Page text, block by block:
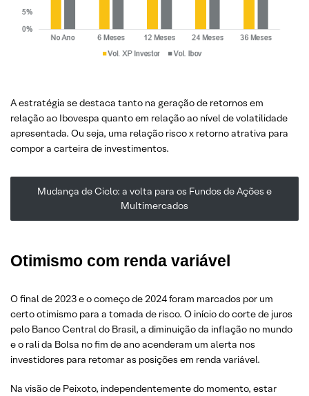
A estratégia se destaca tanto na geração de retornos em
relação ao Ibovespa quanto em relação ao nível de volatilidade
apresentada. Ou seja, uma relação risco x retorno atrativa para
compor a carteira de investimentos.
Mudança de Ciclo: a volta para os Fundos de Ações e
Multimercados
Otimismo com renda variável
O final de 2023 e o começo de 2024 foram marcados por um
certo otimismo para a tomada de risco. O início do corte de juros
pelo Banco Central do Brasil, a diminuição da inflação no mundo
e o rali da Bolsa no fim de ano acenderam um alerta nos
investidores para retomar as posições em renda variável.
Na visão de Peixoto, independentemente do momento, estar